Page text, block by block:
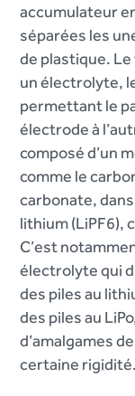
accumulateur
séparées les
de plastique. Le
un électrolyte,
permettant le
électrode à
composé d’un
comme le
carbonate,
lithium (LiPF6),
C’est
électrolyte qui
des piles au
des piles au
d’amalgames
certaine rigidité.